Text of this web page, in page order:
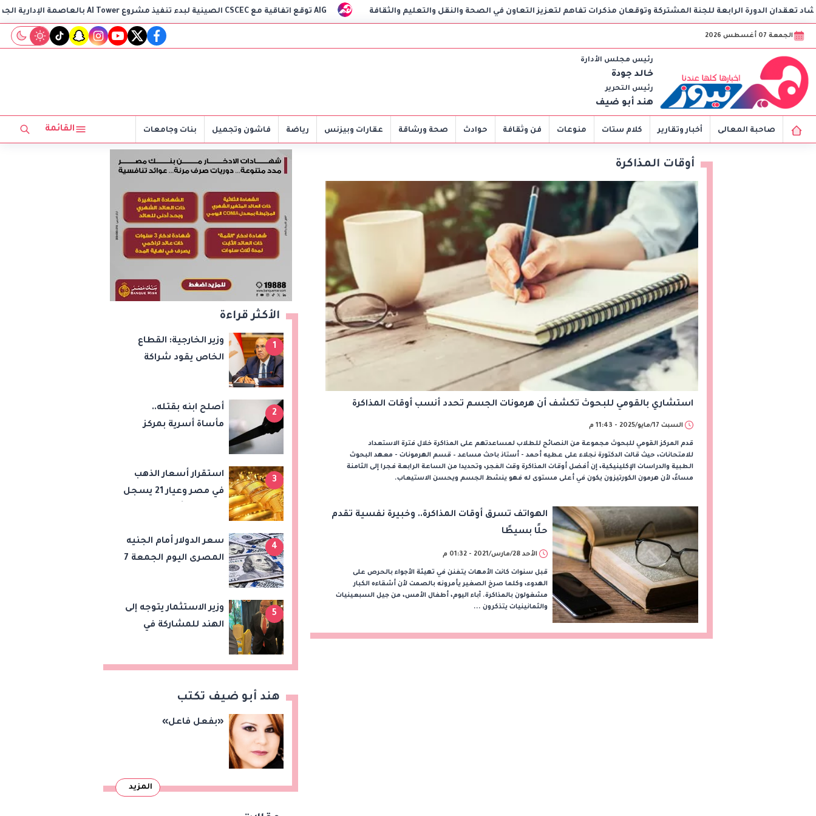
AIG توقع اتفاقية مع CSCEC الصينية لبدء تنفيذ مشروع AI Tower بالعاصمة الإدارية الجديدة للجنة المشتركة وتوقعان مذكرات تفاهم لتعزيز التعاون في الصحة والنقل والتعليم والثقافة
الجمعة 07 أغسطس 2026 facebook
twitter
youtube
instagram
snapchat
tiktok
رئيس مجلس الأدارة
خالد جودة
رئيس التحرير
هند أبو ضيف
صاحبة المعالى أخبار وتقارير كلام ستات منوعات فن وثقافة حوادث صحة ورشاقة عقارات وبيزنس رياضة فاشون وتجميل بنات وجامعات القائمة
أوقات المذاكرة
استشاري بالقومي للبحوث تكشف أن هرمونات الجسم تحدد أنسب أوقات المذاكرة
السبت 17/مايو/2025 - 11:43 م
قدم المركز القومي للبحوث مجموعة من النصائح للطلاب لمساعدتهم على المذاكرة خلال فترة الاستعداد
للامتحانات، حيث قالت الدكتورة نجلاء على عطيه أحمد - أستاذ باحث مساعد – قسم الهرمونات - معهد البحوث
الطبية والدراسات الإكلينيكية، إن أفضل أوقات المذاكرة وقت الفجر، وتحديدا من الساعة الرابعة فجرا إلى الثامنة
مساءً، لأن هرمون الكورتيزون يكون في أعلى مستوى له فهو ينشط الجسم ويحسن الاستيعاب.
الهواتف تسرق أوقات المذاكرة.. وخبيرة نفسية تقدم
حلًا بسيطًا
الأحد 28/مارس/2021 - 01:32 م
قبل سنوات كانت الأمهات يتفنن في تهيئة الأجواء بالحرص على
الهدوء، وكلما صرخ الصغير يأمرونه بالصمت لأن أشقاءه الكبار
مشغولون بالمذاكرة. آباء اليوم، أطفال الأمس، من جيل السبعينيات
والثمانينيات يتذكرون ...
الأكثر قراءة
1
وزير الخارجية: القطاع
الخاص يقود شراكة
جديدة
2
أصلح ابنه بقتله..
مأساة أسرية بمركز
3
استقرار أسعار الذهب
في مصر وعيار 21 يسجل
4
سعر الدولار أمام الجنيه
المصرى اليوم الجمعة 7
5
وزير الاستثمار يتوجه إلى
الهند للمشاركة في
والاستثماري
هند أبو ضيف تكتب
«بفعل فاعل»
المزيد